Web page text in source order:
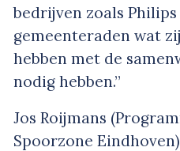
bedrijven zoals Philips
gemeenteraden wat
hebben met de
nodig hebben.”
Jos Roijmans
Spoorzone